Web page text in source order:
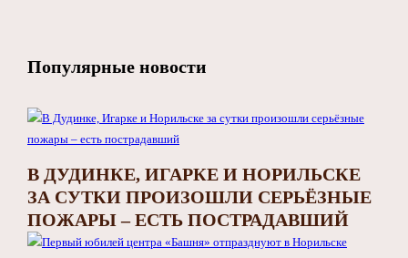
Популярные новости
В ДУДИНКЕ, ИГАРКЕ И НОРИЛЬСКЕ
ЗА СУТКИ ПРОИЗОШЛИ СЕРЬЁЗНЫЕ
ПОЖАРЫ – ЕСТЬ ПОСТРАДАВШИЙ